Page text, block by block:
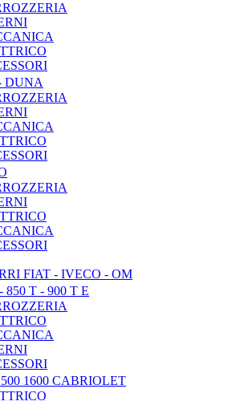
DUNA
FIAT - IVECO - OM
850 T - 900 T E
1600 CABRIOLET